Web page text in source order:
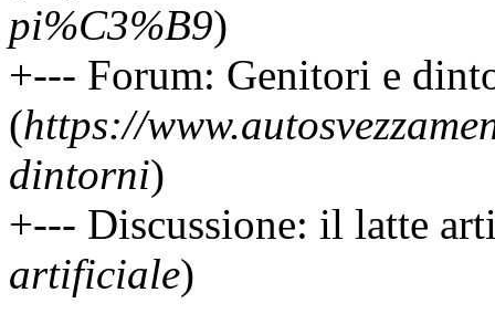
pi%C3%B9)
+--- Forum: Genitori e
(https://
dintorni)
+--- Discussione: il latte
artificiale)